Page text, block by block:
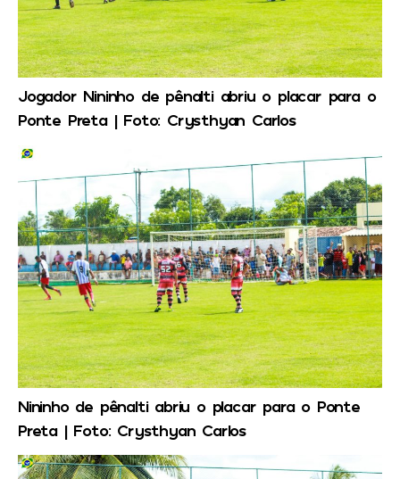
Jogador Nininho de pênalti abriu o placar para o
Ponte Preta | Foto: Crysthyan Carlos
Nininho de pênalti abriu o placar para o Ponte
Preta | Foto: Crysthyan Carlos